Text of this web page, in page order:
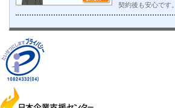
契約後も安心です。